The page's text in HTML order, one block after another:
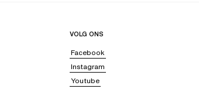
VOLG ONS
Facebook
Instagram
Youtube